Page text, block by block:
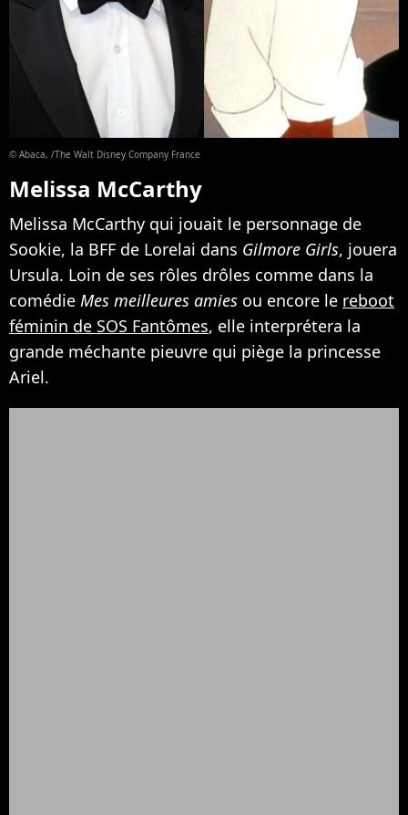
© Abaca, /The Walt Disney Company France
Melissa McCarthy
Melissa McCarthy qui jouait le personnage de
Sookie, la BFF de Lorelai dans Gilmore Girls, jouera
Ursula. Loin de ses rôles drôles comme dans la
comédie Mes meilleures amies ou encore le reboot
féminin de SOS Fantômes, elle interprétera la
grande méchante pieuvre qui piège la princesse
Ariel.